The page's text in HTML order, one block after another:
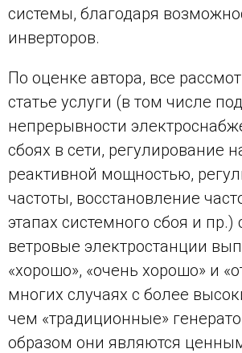
системы, благодаря
инверторов.
По оценке автора, все
статье услуги (в том числе
непрерывности
сбоях в сети, регулирование
реактивной мощностью,
частоты, восстановление
этапах системного сбоя и
ветровые электростанции
«хорошо», «очень хорошо» и
многих случаях с более
чем «традиционные»
образом они являются